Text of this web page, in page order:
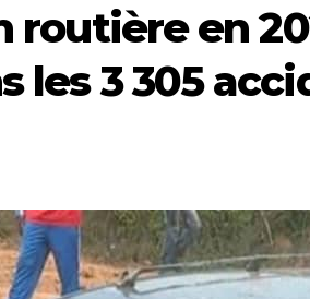
routière en
les 3 305